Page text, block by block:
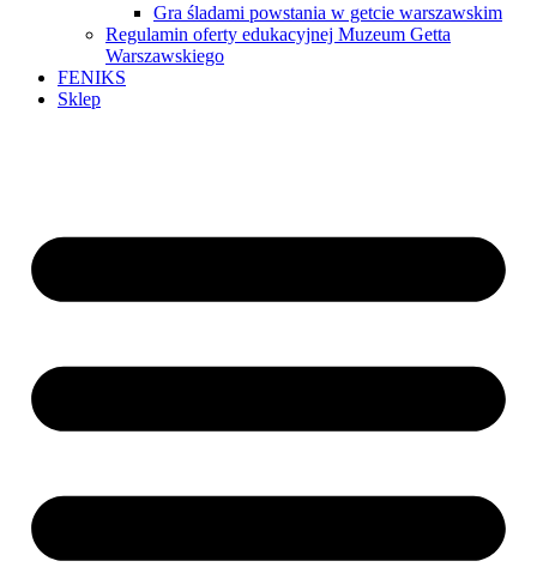
Gra śladami powstania w getcie warszawskim
Regulamin oferty edukacyjnej Muzeum Getta
Warszawskiego
FENIKS
Sklep